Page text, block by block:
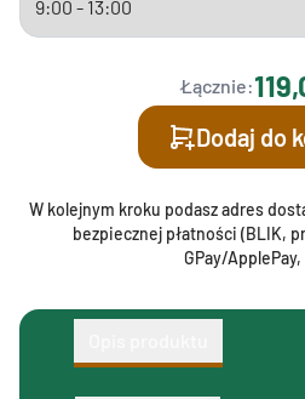
Łącznie:
Dodaj do
W kolejnym kroku podasz adres
bezpiecznej płatności (BLIK,
GPay/ApplePay,